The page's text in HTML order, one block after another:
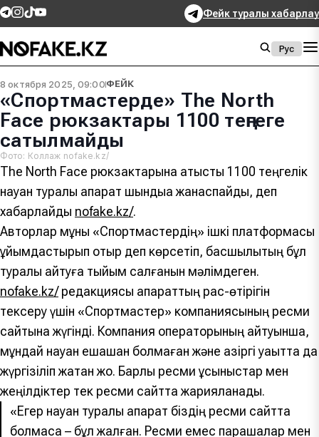
Фейк туралы хабарлау
Рус
8 октября 2025, 09:00ФЕЙК
«Спортмастерде» The North
Face рюкзактары 1100 теңгеге
сатылмайды
Фото: Коллаж nofake.kz/
The North Face рюкзактарына қатысты 1100 теңгелік
науқан туралы ақпарат шындыққа жанаспайды, деп
хабарлайды nofake.kz/.
Авторлар мұны «Спортмастердің» ішкі платформасы
ұйымдастырып отыр деп көрсетіп, басшылықтың бұл
туралы айтуға тыйым салғанын мәлімдеген.
nofake.kz/редакциясы ақпараттың рас-өтірігін
тексеру үшін «Спортмастер» компаниясының ресми
сайтына жүгінді. Компания операторының айтуынша,
мұндай науқан ешқашан болмаған және қазіргі уақытта да
жүргізіліп жатқан жоқ. Барлық ресми ұсыныстар мен
жеңілдіктер тек ресми сайтта жарияланады.
«Егер науқан туралы ақпарат біздің ресми сайтта
болмаса – бұл жалған. Ресми емес парақшалар мен